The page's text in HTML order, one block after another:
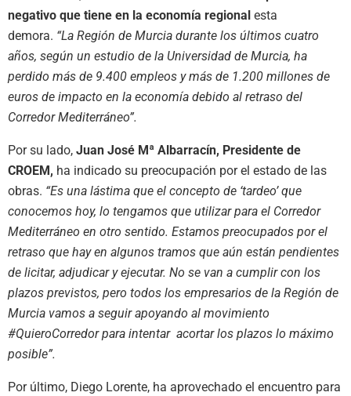
negativo que tiene en la economía regional esta
demora. “La Región de Murcia durante los últimos cuatro
años, según un estudio de la Universidad de Murcia, ha
perdido más de 9.400 empleos y más de 1.200 millones de
euros de impacto en la economía debido al retraso del
Corredor Mediterráneo”.
Por su lado, Juan José Mª Albarracín, Presidente de
CROEM, ha indicado su preocupación por el estado de las
obras. “Es una lástima que el concepto de ‘tardeo’ que
conocemos hoy, lo tengamos que utilizar para el Corredor
Mediterráneo en otro sentido. Estamos preocupados por el
retraso que hay en algunos tramos que aún están pendientes
de licitar, adjudicar y ejecutar. No se van a cumplir con los
plazos previstos, pero todos los empresarios de la Región de
Murcia vamos a seguir apoyando al movimiento
#QuieroCorredor para intentar acortar los plazos lo máximo
posible”.
Por último, Diego Lorente, ha aprovechado el encuentro para